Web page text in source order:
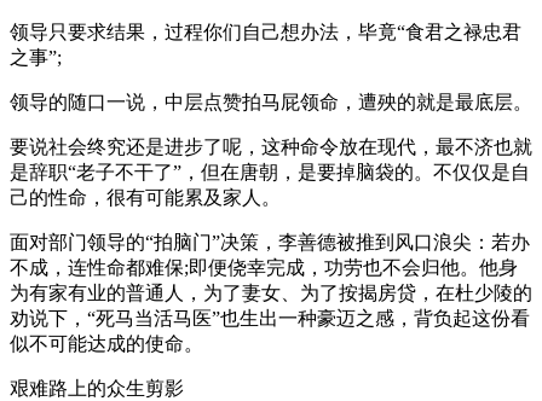
领导只要求结果，过程你们自己想办法，毕竟“食君之禄忠君
之事”;
领导的随口一说，中层点赞拍马屁领命，遭殃的就是最底层。
要说社会终究还是进步了呢，这种命令放在现代，最不济也就
是辞职“老子不干了”，但在唐朝，是要掉脑袋的。不仅仅是自
己的性命，很有可能累及家人。
面对部门领导的“拍脑门”决策，李善德被推到风口浪尖：若办
不成，连性命都难保;即便侥幸完成，功劳也不会归他。他身
为有家有业的普通人，为了妻女、为了按揭房贷，在杜少陵的
劝说下，“死马当活马医”也生出一种豪迈之感，背负起这份看
似不可能达成的使命。
艰难路上的众生剪影